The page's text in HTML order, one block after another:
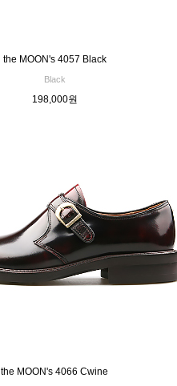
the MOON's 4057 Black
Black
198,000원
the MOON's 4066 Cwine